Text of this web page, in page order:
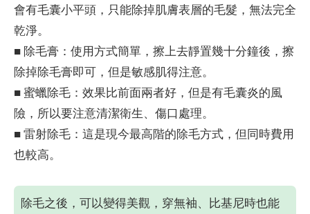
會有毛囊小平頭，只能除掉肌膚表層的毛髮，無法完全
乾淨。
■ 除毛膏：使用方式簡單，擦上去靜置幾十分鐘後，擦
除掉除毛膏即可，但是敏感肌得注意。
■ 蜜蠟除毛：效果比前面兩者好，但是有毛囊炎的風
險，所以要注意清潔衛生、傷口處理。
■ 雷射除毛：這是現今最高階的除毛方式，但同時費用
也較高。
除毛之後，可以變得美觀，穿無袖、比基尼時也能